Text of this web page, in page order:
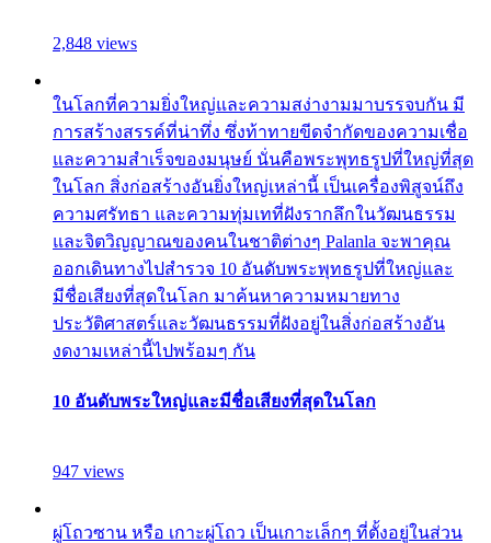
2,848 views
ในโลกที่ความยิ่งใหญ่และความสง่างามมาบรรจบกัน มี
การสร้างสรรค์ที่น่าทึ่ง ซึ่งท้าทายขีดจำกัดของความเชื่อ
และความสำเร็จของมนุษย์ นั่นคือพระพุทธรูปที่ใหญ่ที่สุด
ในโลก สิ่งก่อสร้างอันยิ่งใหญ่เหล่านี้ เป็นเครื่องพิสูจน์ถึง
ความศรัทธา และความทุ่มเทที่ฝังรากลึกในวัฒนธรรม
และจิตวิญญาณของคนในชาติต่างๆ Palanla จะพาคุณ
ออกเดินทางไปสำรวจ 10 อันดับพระพุทธรูปที่ใหญ่และ
มีชื่อเสียงที่สุดในโลก มาค้นหาความหมายทาง
ประวัติศาสตร์และวัฒนธรรมที่ฝังอยู่ในสิ่งก่อสร้างอัน
งดงามเหล่านี้ไปพร้อมๆ กัน
10 อันดับพระใหญ่และมีชื่อเสียงที่สุดในโลก
947 views
ผู่โถวซาน หรือ เกาะผู่โถว เป็นเกาะเล็กๆ ที่ตั้งอยู่ในส่วน